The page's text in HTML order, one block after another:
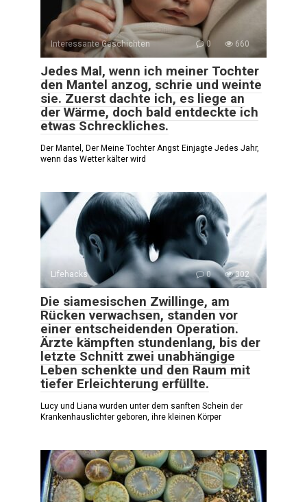
Interessante Geschichten 0 660
Jedes Mal, wenn ich meiner Tochter
den Mantel anzog, schrie und weinte
sie. Zuerst dachte ich, es liege an
der Wärme, doch bald entdeckte ich
etwas Schreckliches.
Der Mantel, Der Meine Tochter Angst Einjagte Jedes Jahr,
wenn das Wetter kälter wird
Lifehacks 0 302
Die siamesischen Zwillinge, am
Rücken verwachsen, standen vor
einer entscheidenden Operation.
Ärzte kämpften stundenlang, bis der
letzte Schnitt zwei unabhängige
Leben schenkte und den Raum mit
tiefer Erleichterung erfüllte.
Lucy und Liana wurden unter dem sanften Schein der
Krankenhauslichter geboren, ihre kleinen Körper